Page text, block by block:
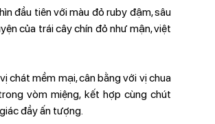
đầu tiên với màu đỏ ruby đậm, sâu
của trái cây chín đỏ như mận, việt
chát mềm mại, cân bằng với vị chua
vòm miệng, kết hợp cùng chút
đầy ấn tượng.